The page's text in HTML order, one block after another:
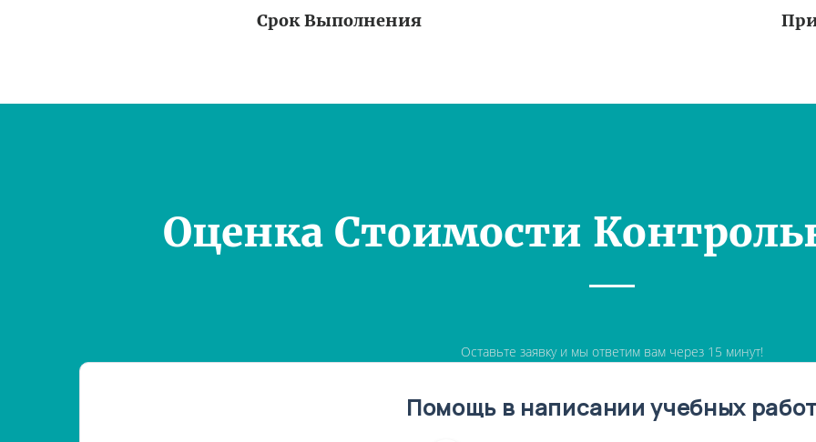
Срок Выполнения
Оценка Стоимости
Оставьте заявку и мы ответим вам через 15 минут!
Помощь в написании учебных